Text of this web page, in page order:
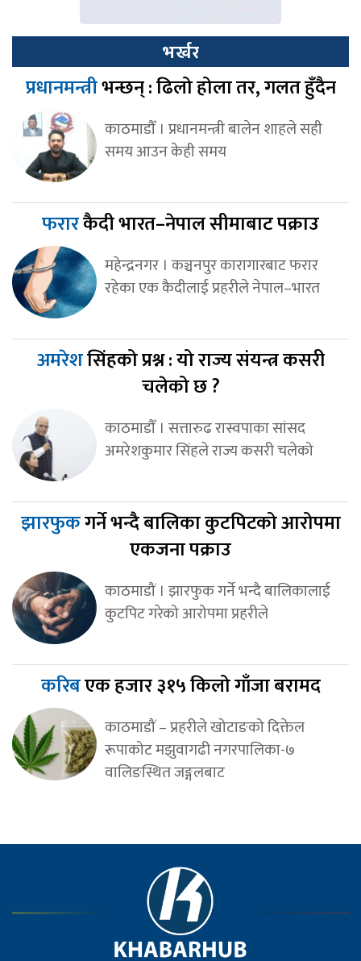
भर्खर
प्रधानमन्त्रीभन्छन् : ढिलो होला तर, गलत हुँदैन
काठमाडौँ । प्रधानमन्त्री बालेन शाहले सही
समय आउन केही समय
फरारकैदी भारत–नेपाल सीमाबाट पक्राउ
महेन्द्रनगर । कञ्चनपुर कारागारबाट फरार
रहेका एक कैदीलाई प्रहरीले नेपाल–भारत
अमरेशसिंहको प्रश्न : यो राज्य संयन्त्र कसरी
चलेको छ ?
काठमाडौँ । सत्तारुढ रास्वपाका सांसद
अमरेशकुमार सिंहले राज्य कसरी चलेको
झारफुकगर्ने भन्दै बालिका कुटपिटको आरोपमा
एकजना पक्राउ
काठमाडौं । झारफुक गर्ने भन्दै बालिकालाई
कुटपिट गरेको आरोपमा प्रहरीले
करिबएक हजार ३१५ किलो गाँजा बरामद
काठमाडौं – प्रहरीले खोटाङको दिक्तेल
रूपाकोट मझुवागढी नगरपालिका-७
वालिङस्थित जङ्गलबाट